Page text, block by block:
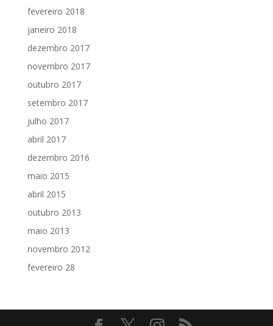
fevereiro 2018
janeiro 2018
dezembro 2017
novembro 2017
outubro 2017
setembro 2017
julho 2017
abril 2017
dezembro 2016
maio 2015
abril 2015
outubro 2013
maio 2013
novembro 2012
fevereiro 28